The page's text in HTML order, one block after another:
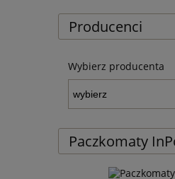
Producenci
Wybierz producenta
Paczkomaty